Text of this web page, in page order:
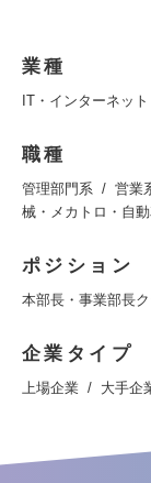
業種
IT・インターネッ
職種
管理部門系 営業
械・メカトロ・自動
ポジション
本部長・事業部長
企業タイプ
上場企業 大手企